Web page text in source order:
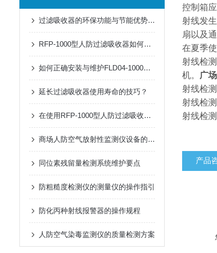
过滤吸收器的环保功能与节能优势概述
RFP-1000型人防过滤吸收器如何提升防护设施的整体效能？
如何正确安装与维护FLD04-1000型过滤吸收器
延长过滤吸收器使用寿命的技巧？
在使用RFP-1000型人防过滤吸收器时需要遵循的安全操作规程
商场人防空气放射性监测仪设备的安全操作规程
同位素残留量检测系统维护要点
防粗糙度检测仪的测量仪的操作指引
防化丙种射线报警器的操作规程
人防空气染毒监测仪的质量检测方案
控制箱
射线发
扇以及
在夏季
射线检
机。 广
射线检
射线检
射线检
产品